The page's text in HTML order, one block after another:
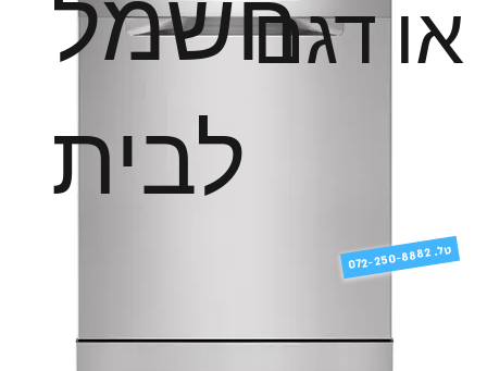
או דגם
לבית
072-250-8882 .טל